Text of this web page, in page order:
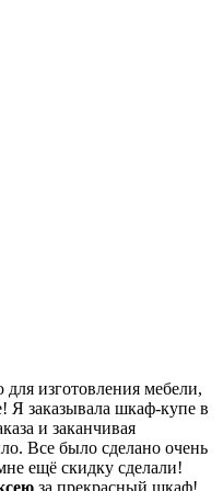
изготовления мебели,
Я заказывала шкаф-купе в
и заканчивая
Все было сделано очень
ещё скидку сделали!
за прекрасный шкаф!